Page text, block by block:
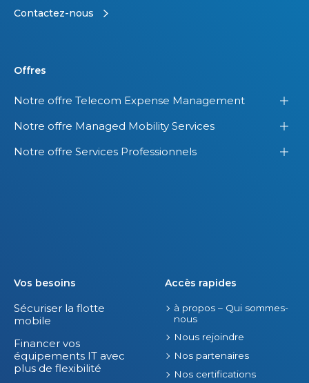
Contactez-nous
Offres
Notre offre Telecom Expense Management
Notre offre Managed Mobility Services
Notre offre Services Professionnels
Vos besoins
Sécuriser la flotte
mobile
Financer vos
équipements IT avec
plus de flexibilité
Accès rapides
à propos – Qui sommes-
nous
Nous rejoindre
Nos partenaires
Nos certifications